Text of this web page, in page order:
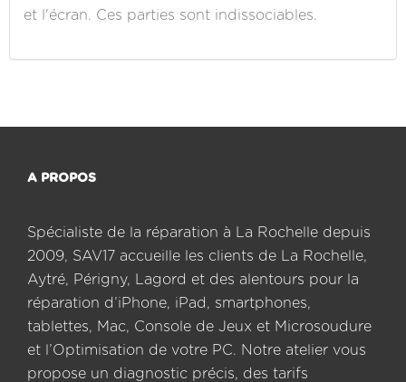
et l'écran. Ces parties sont indissociables.
A PROPOS
Spécialiste de la réparation à La Rochelle depuis
2009, SAV17 accueille les clients de La Rochelle,
Aytré, Périgny, Lagord et des alentours pour la
réparation d’iPhone, iPad, smartphones,
tablettes, Mac, Console de Jeux et Microsoudure
et l’Optimisation de votre PC. Notre atelier vous
propose un diagnostic précis, des tarifs